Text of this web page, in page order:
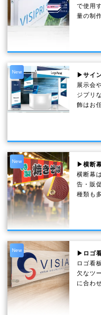
で使用
量の制
New
▶サイ
展示会
ジプリ
飾はお
New
▶横断
横断幕
告・販
種類も
New
▶ロゴ
ロゴ看
欠なツ
に合わ